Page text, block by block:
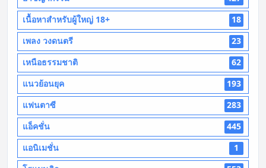
เนื้อหาสำหรับผู้ใหญ่ 18+
18
เพลง วงดนตรี
23
เหนือธรรมชาติ
62
แนวย้อนยุค
193
แฟนตาซี
283
แอ็คชั่น
445
แอนิเมชั่น
1